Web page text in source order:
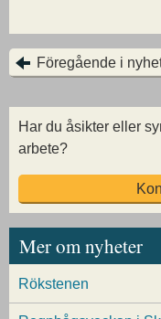
Föregående i
Har du åsikter eller
arbete?
Mer om nyheter
Rökstenen